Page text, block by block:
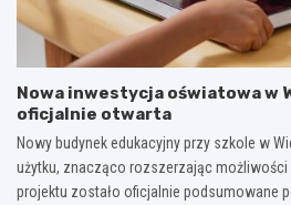
Nowa inwestycja oświatowa w
oficjalnie otwarta
Nowy budynek edukacyjny przy szkole w
użytku, znacząco rozszerzając możliwości
projektu zostało oficjalnie podsumowane